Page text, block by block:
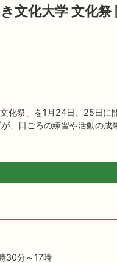
文化大学 文化祭
化祭」を1月24日、25日に
、日ごろの練習や活動の成
30分～17時